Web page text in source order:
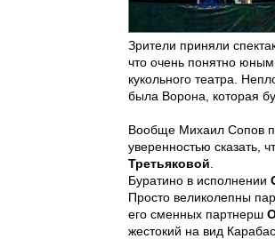
Зрители приняли
что очень понятно
кукольного театра.
была Ворона, которая
Вообще Михаил Сопов
уверенностью сказать,
Третьяковой.
Буратино в исполнении
Просто великолепны
его сменных партнерш
жестокий на вид